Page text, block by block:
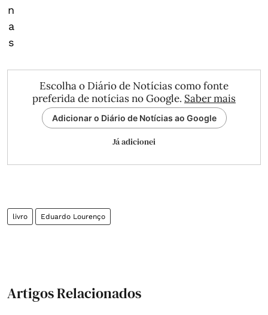
n
a
s
Escolha o Diário de Notícias como fonte
preferida de notícias no Google. Saber mais
Adicionar o Diário de Notícias ao Google
Já adicionei
livro Eduardo Lourenço
Artigos Relacionados